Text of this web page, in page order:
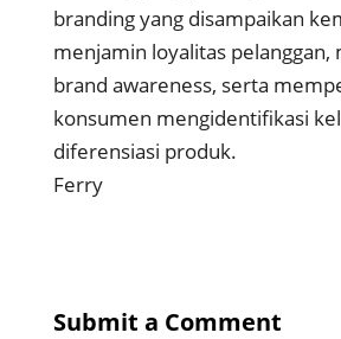
branding yang disampaikan
menjamin loyalitas
brand awareness, serta
konsumen mengidentifikasi
diferensiasi produk.
Ferry
Submit a Comment